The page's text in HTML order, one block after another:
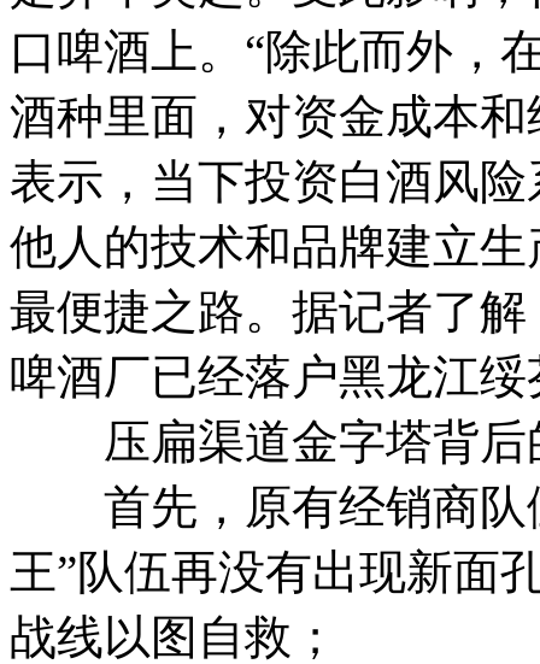
口啤酒上。“除此而外，
酒种里面，对资金成本
表示，当下投资白酒风
他人的技术和品牌建立
最便捷之路。据记者了
啤酒厂已经落户黑龙江
压扁渠道金字塔背后
首先，原有经销商队
王”队伍再没有出现新面
战线以图自救；